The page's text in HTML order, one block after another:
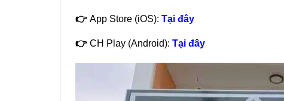
👉 App Store (iOS): Tại đây
👉 CH Play (Android): Tại đây